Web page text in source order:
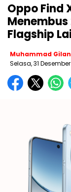
Oppo Find
Flagship
Muhammad
Selasa, 31